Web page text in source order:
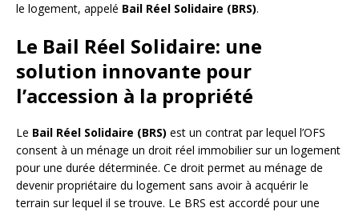
le logement, appelé Bail Réel Solidaire (BRS).
Le Bail Réel Solidaire: une
solution innovante pour
l’accession à la propriété
Le Bail Réel Solidaire (BRS) est un contrat par lequel l’OFS
consent à un ménage un droit réel immobilier sur un logement
pour une durée déterminée. Ce droit permet au ménage de
devenir propriétaire du logement sans avoir à acquérir le
terrain sur lequel il se trouve. Le BRS est accordé pour une